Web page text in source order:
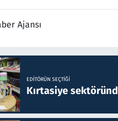
Ajansı
EDITÖRÜN SEÇTIĞI
Kırtasiye